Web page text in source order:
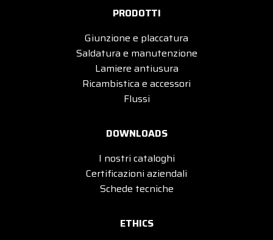
PRODOTTI
Giunzione e placcatura
Saldatura e manutenzione
Lamiere antiusura
Ricambistica e accessori
Flussi
DOWNLOADS
I nostri cataloghi
Certificazioni aziendali
Schede tecniche
ETHICS